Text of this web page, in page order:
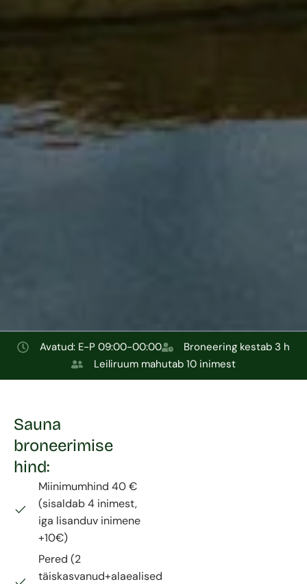
Avatud: E-P 09:00-00:00
Broneering kestab 3 h
Leiliruum mahutab 10 inimest
Sauna
broneerimise
hind:
Miinimumhind 40 €
(sisaldab 4 inimest,
iga lisanduv inimene
+10€)
Pered (2
täiskasvanud+alaealised